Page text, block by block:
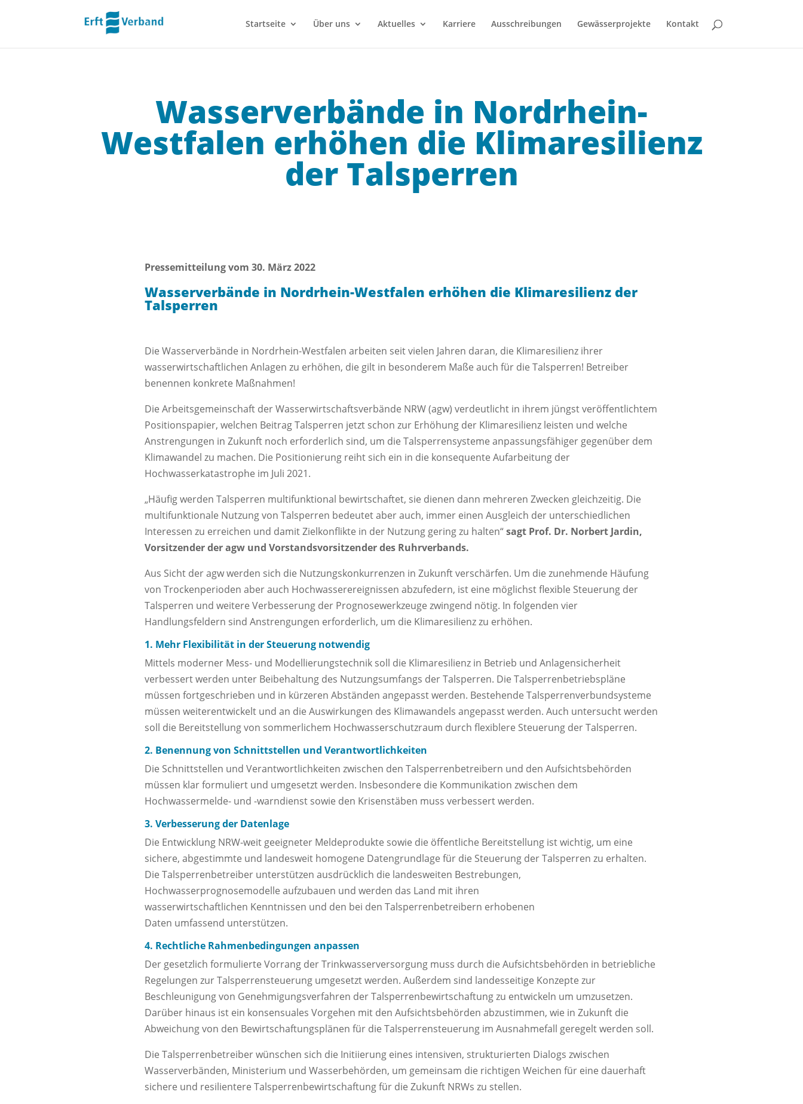
Startseite Über uns Aktuelles Karriere Ausschreibungen Gewässerprojekte Kontakt
Wasserverbände in Nordrhein-
Westfalen erhöhen die Klimaresilienz
der Talsperren
Pressemitteilung vom 30. März 2022
Wasserverbände in Nordrhein-Westfalen erhöhen die Klimaresilienz der
Talsperren
Die Wasserverbände in Nordrhein-Westfalen arbeiten seit vielen Jahren daran, die Klimaresilienz ihrer
wasserwirtschaftlichen Anlagen zu erhöhen, die gilt in besonderem Maße auch für die Talsperren! Betreiber
benennen konkrete Maßnahmen!
Die Arbeitsgemeinschaft der Wasserwirtschaftsverbände NRW (agw) verdeutlicht in ihrem jüngst veröffentlichtem
Positionspapier, welchen Beitrag Talsperren jetzt schon zur Erhöhung der Klimaresilienz leisten und welche
Anstrengungen in Zukunft noch erforderlich sind, um die Talsperrensysteme anpassungsfähiger gegenüber dem
Klimawandel zu machen. Die Positionierung reiht sich ein in die konsequente Aufarbeitung der
Hochwasserkatastrophe im Juli 2021.
„Häufig werden Talsperren multifunktional bewirtschaftet, sie dienen dann mehreren Zwecken gleichzeitig. Die
multifunktionale Nutzung von Talsperren bedeutet aber auch, immer einen Ausgleich der unterschiedlichen
Interessen zu erreichen und damit Zielkonflikte in der Nutzung gering zu halten“sagt Prof. Dr. Norbert Jardin,
Vorsitzender der agw und Vorstandsvorsitzender des Ruhrverbands.
Aus Sicht der agw werden sich die Nutzungskonkurrenzen in Zukunft verschärfen. Um die zunehmende Häufung
von Trockenperioden aber auch Hochwasserereignissen abzufedern, ist eine möglichst flexible Steuerung der
Talsperren und weitere Verbesserung der Prognosewerkzeuge zwingend nötig. In folgenden vier
Handlungsfeldern sind Anstrengungen erforderlich, um die Klimaresilienz zu erhöhen.
1. Mehr Flexibilität in der Steuerung notwendig
Mittels moderner Mess- und Modellierungstechnik soll die Klimaresilienz in Betrieb und Anlagensicherheit
verbessert werden unter Beibehaltung des Nutzungsumfangs der Talsperren. Die Talsperrenbetriebspläne
müssen fortgeschrieben und in kürzeren Abständen angepasst werden. Bestehende Talsperrenverbundsysteme
müssen weiterentwickelt und an die Auswirkungen des Klimawandels angepasst werden. Auch untersucht werden
soll die Bereitstellung von sommerlichem Hochwasserschutzraum durch flexiblere Steuerung der Talsperren.
2. Benennung von Schnittstellen und Verantwortlichkeiten
Die Schnittstellen und Verantwortlichkeiten zwischen den Talsperrenbetreibern und den Aufsichtsbehörden
müssen klar formuliert und umgesetzt werden. Insbesondere die Kommunikation zwischen dem
Hochwassermelde- und -warndienst sowie den Krisenstäben muss verbessert werden.
3. Verbesserung der Datenlage
Die Entwicklung NRW-weit geeigneter Meldeprodukte sowie die öffentliche Bereitstellung ist wichtig, um eine
sichere, abgestimmte und landesweit homogene Datengrundlage für die Steuerung der Talsperren zu erhalten.
Die Talsperrenbetreiber unterstützen ausdrücklich die landesweiten Bestrebungen,
Hochwasserprognosemodelle aufzubauen und werden das Land mit ihren
wasserwirtschaftlichen Kenntnissen und den bei den Talsperrenbetreibern erhobenen
Daten umfassend unterstützen.
4. Rechtliche Rahmenbedingungen anpassen
Der gesetzlich formulierte Vorrang der Trinkwasserversorgung muss durch die Aufsichtsbehörden in betriebliche
Regelungen zur Talsperrensteuerung umgesetzt werden. Außerdem sind landesseitige Konzepte zur
Beschleunigung von Genehmigungsverfahren der Talsperrenbewirtschaftung zu entwickeln um umzusetzen.
Darüber hinaus ist ein konsensuales Vorgehen mit den Aufsichtsbehörden abzustimmen, wie in Zukunft die
Abweichung von den Bewirtschaftungsplänen für die Talsperrensteuerung im Ausnahmefall geregelt werden soll.
Die Talsperrenbetreiber wünschen sich die Initiierung eines intensiven, strukturierten Dialogs zwischen
Wasserverbänden, Ministerium und Wasserbehörden, um gemeinsam die richtigen Weichen für eine dauerhaft
sichere und resilientere Talsperrenbewirtschaftung für die Zukunft NRWs zu stellen.